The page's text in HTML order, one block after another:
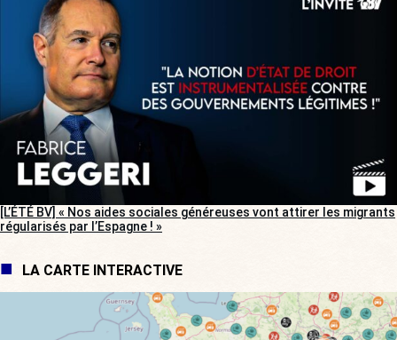
[L’ÉTÉ BV] « Nos aides sociales généreuses vont attirer les migrants
régularisés par l’Espagne ! »
LA CARTE INTERACTIVE